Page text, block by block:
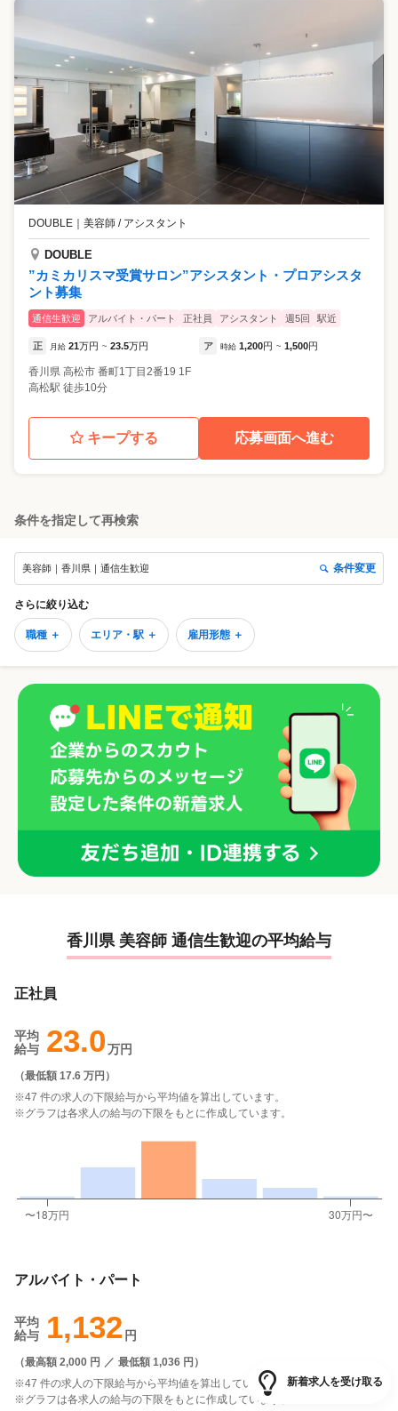
DOUBLE 美容師 / アシスタント
DOUBLE
”カミカリスマ受賞サロン”アシスタント・プロアシスタ
ント募集
通信生歓迎 アルバイト・パート 正社員 アシスタント 週5回 駅近
正 月給 21万円 ~ 23.5万円 ア 時給 1,200円 ~ 1,500円
香川県 高松市 番町1丁目2番19 1F
高松駅 徒歩10分
キープする 応募画面へ進む
条件を指定して再検索
美容師｜香川県｜通信生歓迎 条件変更
さらに絞り込む
職種 ＋ エリア・駅 ＋ 雇用形態 ＋
香川県 美容師 通信生歓迎の平均給与
正社員
平均
給与 23.0万円
（最低額 17.6 万円 ）
※47 件の求人の下限給与から平均値を算出しています。
※グラフは各求人の給与の下限をもとに作成しています。
アルバイト・パート
平均
給与
1,132 円
（最高額 2,000 円 ／ 最低額 1,036 円 ）
※47 件の求人の下限給与から平均値を算出しています。
※グラフは各求人の給与の下限をもとに作成しています。
新着求人を受け取る